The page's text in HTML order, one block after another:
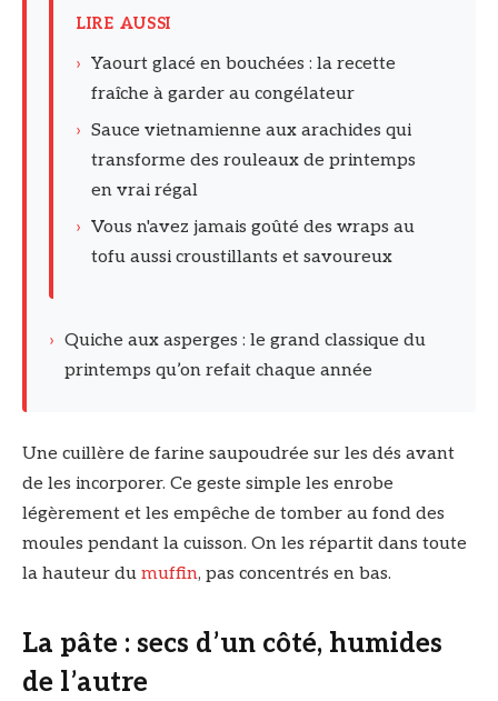
LIRE AUSSI
› Yaourt glacé en bouchées : la recette
fraîche à garder au congélateur
› Sauce vietnamienne aux arachides qui
transforme des rouleaux de printemps
en vrai régal
› Vous n'avez jamais goûté des wraps au
tofu aussi croustillants et savoureux
› Quiche aux asperges : le grand classique du
printemps qu’on refait chaque année
Une cuillère de farine saupoudrée sur les dés avant
de les incorporer. Ce geste simple les enrobe
légèrement et les empêche de tomber au fond des
moules pendant la cuisson. On les répartit dans toute
la hauteur du muffin, pas concentrés en bas.
La pâte : secs d’un côté, humides
de l’autre